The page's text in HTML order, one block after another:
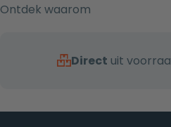
Ontdek waarom
Direct uit